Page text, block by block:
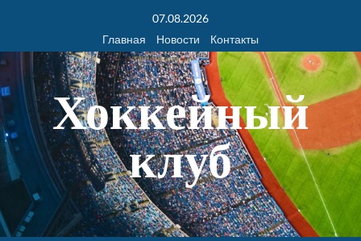
07.08.2026
Главная
Новости Контакты
Хоккейный
клуб